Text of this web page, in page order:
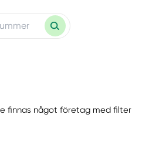
finnas något företag med filter